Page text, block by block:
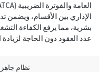
الإداري بين الأقسام، ويضمن
بشرية، مما يرفع الكفاءة
عدد العقود دون الحاجة لزيادة
نظام